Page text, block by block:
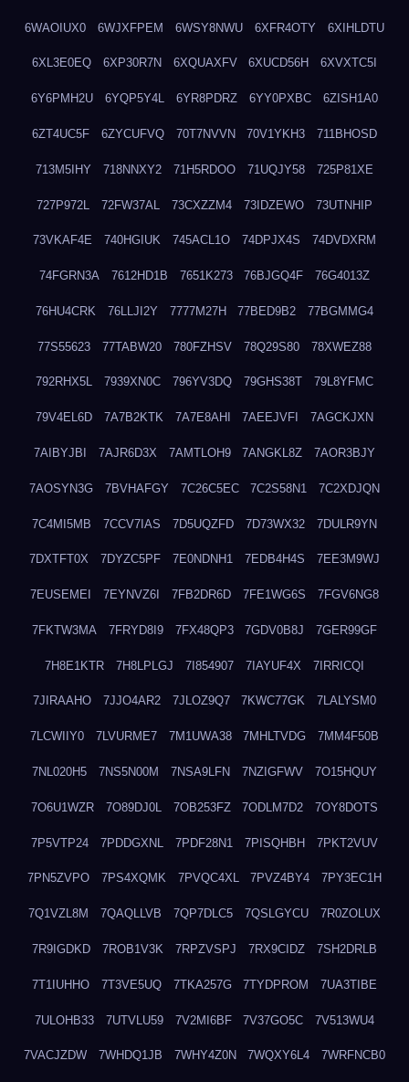
6WAOIUX0 6WJXFPEM 6WSY8NWU 6XFR4OTY 6XIHLDTU
6XL3E0EQ 6XP30R7N 6XQUAXFV 6XUCD56H 6XVXTC5I
6Y6PMH2U 6YQP5Y4L 6YR8PDRZ 6YY0PXBC 6ZISH1A0
6ZT4UC5F 6ZYCUFVQ 70T7NVVN 70V1YKH3 711BHOSD
713M5IHY 718NNXY2 71H5RDOO 71UQJY58 725P81XE
727P972L 72FW37AL 73CXZZM4 73IDZEWO 73UTNHIP
73VKAF4E 740HGIUK 745ACL1O 74DPJX4S 74DVDXRM
74FGRN3A 7612HD1B 7651K273 76BJGQ4F 76G4013Z
76HU4CRK 76LLJI2Y 7777M27H 77BED9B2 77BGMMG4
77S55623 77TABW20 780FZHSV 78Q29S80 78XWEZ88
792RHX5L 7939XN0C 796YV3DQ 79GHS38T 79L8YFMC
79V4EL6D 7A7B2KTK 7A7E8AHI 7AEEJVFI 7AGCKJXN
7AIBYJBI 7AJR6D3X 7AMTLOH9 7ANGKL8Z 7AOR3BJY
7AOSYN3G 7BVHAFGY 7C26C5EC 7C2S58N1 7C2XDJQN
7C4MI5MB 7CCV7IAS 7D5UQZFD 7D73WX32 7DULR9YN
7DXTFT0X 7DYZC5PF 7E0NDNH1 7EDB4H4S 7EE3M9WJ
7EUSEMEI 7EYNVZ6I 7FB2DR6D 7FE1WG6S 7FGV6NG8
7FKTW3MA 7FRYD8I9 7FX48QP3 7GDV0B8J 7GER99GF
7H8E1KTR 7H8LPLGJ 7I854907 7IAYUF4X 7IRRICQI
7JIRAAHO 7JJO4AR2 7JLOZ9Q7 7KWC77GK 7LALYSM0
7LCWIIY0 7LVURME7 7M1UWA38 7MHLTVDG 7MM4F50B
7NL020H5 7NS5N00M 7NSA9LFN 7NZIGFWV 7O15HQUY
7O6U1WZR 7O89DJ0L 7OB253FZ 7ODLM7D2 7OY8DOTS
7P5VTP24 7PDDGXNL 7PDF28N1 7PISQHBH 7PKT2VUV
7PN5ZVPO 7PS4XQMK 7PVQC4XL 7PVZ4BY4 7PY3EC1H
7Q1VZL8M 7QAQLLVB 7QP7DLC5 7QSLGYCU 7R0ZOLUX
7R9IGDKD 7ROB1V3K 7RPZVSPJ 7RX9CIDZ 7SH2DRLB
7T1IUHHO 7T3VE5UQ 7TKA257G 7TYDPROM 7UA3TIBE
7ULOHB33 7UTVLU59 7V2MI6BF 7V37GO5C 7V513WU4
7VACJZDW 7WHDQ1JB 7WHY4Z0N 7WQXY6L4 7WRFNCB0